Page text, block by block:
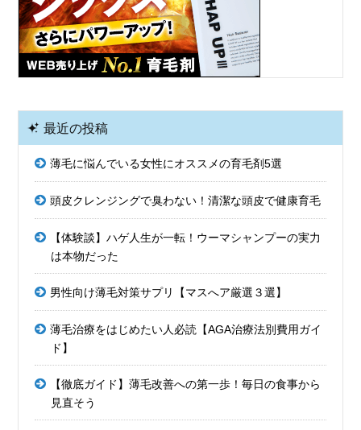
最近の投稿
薄毛に悩んでいる女性にオススメの育毛剤5選
頭皮クレンジングで臭わない！清潔な頭皮で健康育毛
【体験談】ハゲ人生が一転！ウーマシャンプーの実力
は本物だった
男性向け薄毛対策サプリ【マスへア厳選３選】
薄毛治療をはじめたい人必読【AGA治療法別費用ガイ
ド】
【徹底ガイド】薄毛改善への第一歩！毎日の食事から
見直そう